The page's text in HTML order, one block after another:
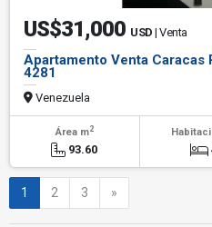
US$31,000 USD | Venta
Apartamento Venta Caracas
4281
Venezuela
Área m2
93.60
1 2 3 »